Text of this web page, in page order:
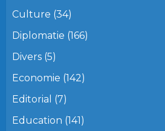
Culture (34)
Diplomatie (166)
Divers (5)
Economie (142)
Editorial (7)
Education (141)